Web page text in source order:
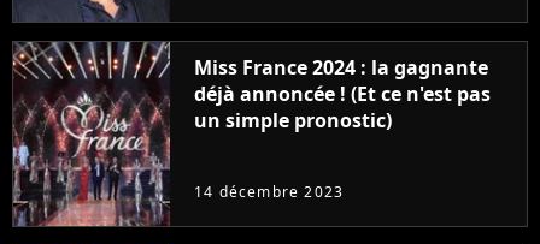
Miss France 2024 : la gagnante
déjà annoncée ! (Et ce n'est pas
un simple pronostic)
14 décembre 2023